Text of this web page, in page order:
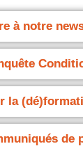
à notre
la
de